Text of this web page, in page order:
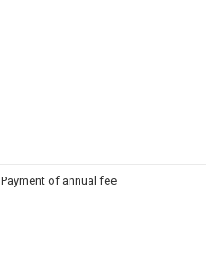
Payment of annual fee